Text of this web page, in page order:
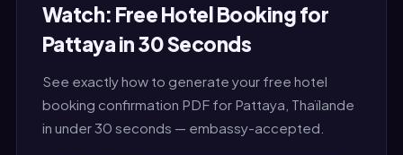
Watch: Free Hotel Booking for
Pattaya in 30 Seconds
See exactly how to generate your free hotel
booking confirmation PDF for Pattaya, Thaïlande
in under 30 seconds — embassy-accepted.